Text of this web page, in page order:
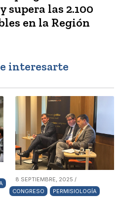
supera las 2.100
en la Región
interesarte
8 SEPTIEMBRE, 2025 /
CONGRESO
PERMISIOLOGÍA